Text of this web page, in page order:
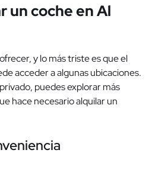
un coche en Al
y lo más triste es que el
acceder a algunas ubicaciones.
puedes explorar más
hace necesario alquilar un